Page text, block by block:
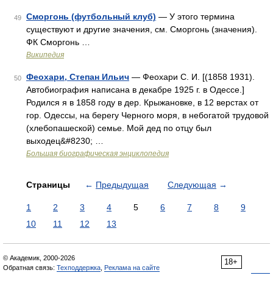
49 Сморгонь (футбольный клуб) — У этого термина
существуют и другие значения, см. Сморгонь (значения).
ФК Сморгонь …
Википедия
50 Феохари, Степан Ильич — Феохари С. И. [(1858 1931).
Автобиография написана в декабре 1925 г. в Одессе.]
Родился я в 1858 году в дер. Крыжановке, в 12 верстах от
гор. Одессы, на берегу Черного моря, в небогатой трудовой
(хлебопашеской) семье. Мой дед по отцу был
выходец&#8230; …
Большая биографическая энциклопедия
Страницы ← Предыдущая Следующая →
1 2 3 4 5 6 7 8
9
10
11 12 13
18+
© Академик, 2000-2026
Обратная связь: Техподдержка Реклама на сайте